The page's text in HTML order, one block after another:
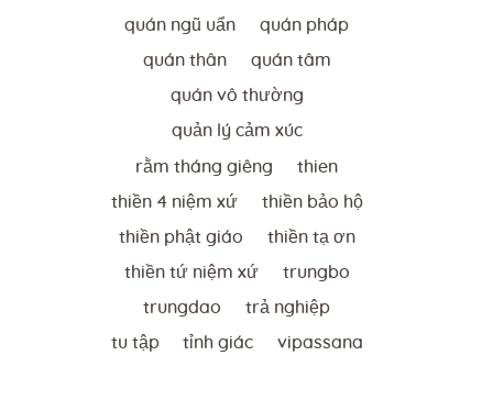
quán ngũ uẩn quán pháp
quán thân quán tâm
quán vô thường
quản lý cảm xúc
rằm tháng giêng thien
thiền 4 niệm xứ thiền bảo hộ
thiền phật giáo thiền tạ ơn
thiền tứ niệm xứ trungbo
trungdao trả nghiệp
tu tập tỉnh giác vipassana